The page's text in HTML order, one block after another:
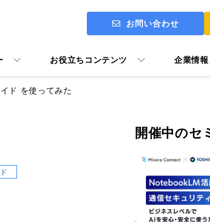
お問い合わせ
ITアセスメント診断 ENGAGE UP
Google Workspace活用マニュアル GooTorial
お役立ちコンテンツ 企業情報
ド を使ってみた
開催中のセ